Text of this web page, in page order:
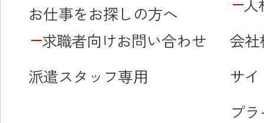
お仕事をお探しの方へ
求職者向けお問い合わせ
派遣スタッフ専用
会
サ
プ